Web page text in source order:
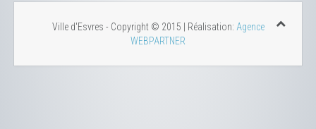
Ville d'Esvres - Copyright © 2015 | Réalisation: Agence
WEBPARTNER